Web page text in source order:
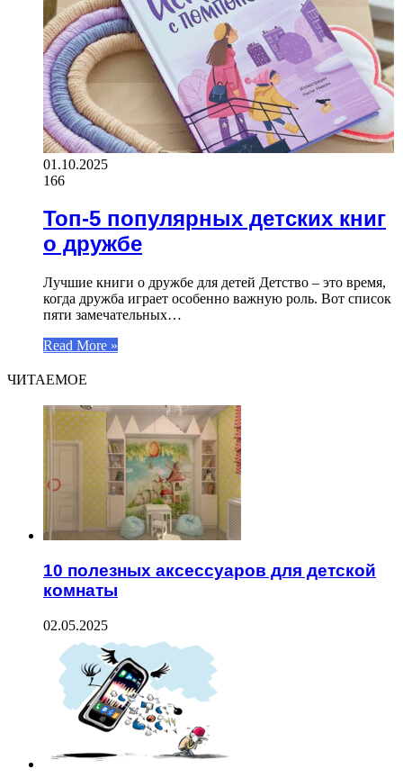
01.10.2025
166
Топ-5 популярных детских книг
о дружбе
Лучшие книги о дружбе для детей Детство – это время,
когда дружба играет особенно важную роль. Вот список
пяти замечательных…
Read More »
ЧИТАЕМОЕ
10 полезных аксессуаров для детской
комнаты
02.05.2025